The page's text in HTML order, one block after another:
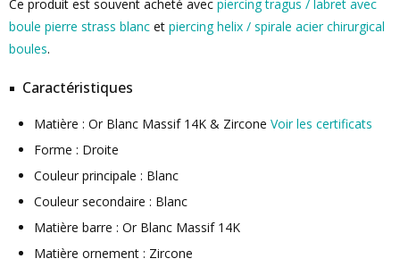
Ce produit est souvent acheté avec piercing tragus / labret avec
boule pierre strass blanc et piercing helix / spirale acier chirurgical
boules.
Caractéristiques
Matière : Or Blanc Massif 14K & Zircone Voir les certificats
Forme : Droite
Couleur principale : Blanc
Couleur secondaire : Blanc
Matière barre : Or Blanc Massif 14K
Matière ornement : Zircone